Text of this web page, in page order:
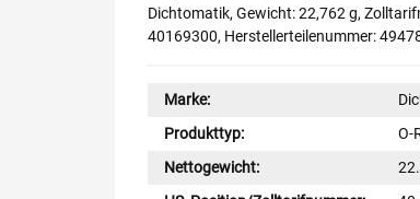
Dichtomatik, Gewicht: 22,762 g,
40169300, Herstellerteilenummer:
Marke:
Produkttyp:
O-
Nettogewicht: